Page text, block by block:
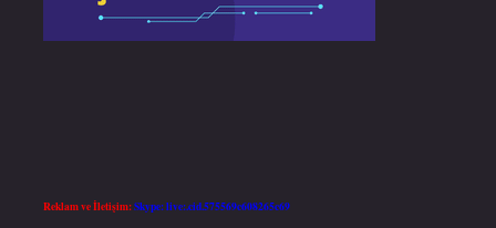
Reklam ve İletişim:Skype: live:.cid.575569c608265c69